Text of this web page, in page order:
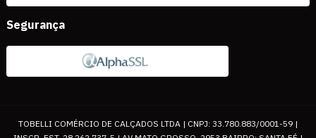
Segurança
TOBELLI COMÉRCIO DE CALÇADOS LTDA | CNPJ: 33.780.883/0001-59 |